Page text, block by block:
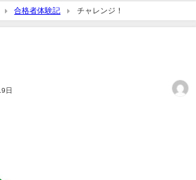
合格者体験記 チャレンジ！
日